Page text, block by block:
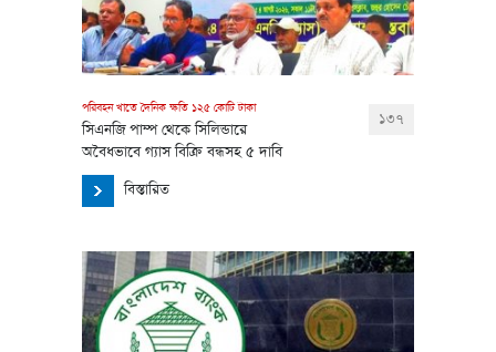
পরিবহন খাতে দৈনিক ক্ষতি ১২৫ কোটি টাকা
সিএনজি পাম্প থেকে সিলিন্ডারে
অবৈধভাবে গ্যাস বিক্রি বন্ধসহ ৫ দাবি
১৩৭
বিস্তারিত